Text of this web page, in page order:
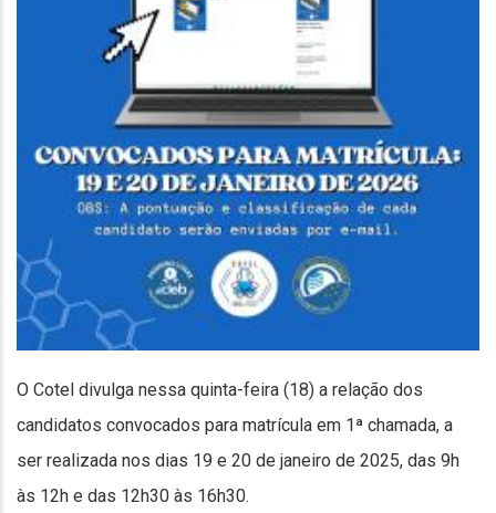
O Cotel divulga nessa quinta-feira (18) a relação dos
candidatos convocados para matrícula em 1ª chamada, a
ser realizada nos dias 19 e 20 de janeiro de 2025, das 9h
às 12h e das 12h30 às 16h30.